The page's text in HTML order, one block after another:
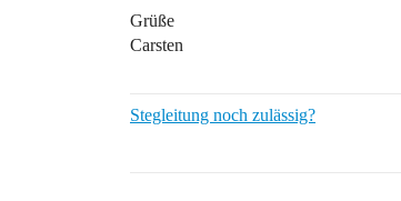
Grüße
Carsten
Stegleitung noch zulässig?